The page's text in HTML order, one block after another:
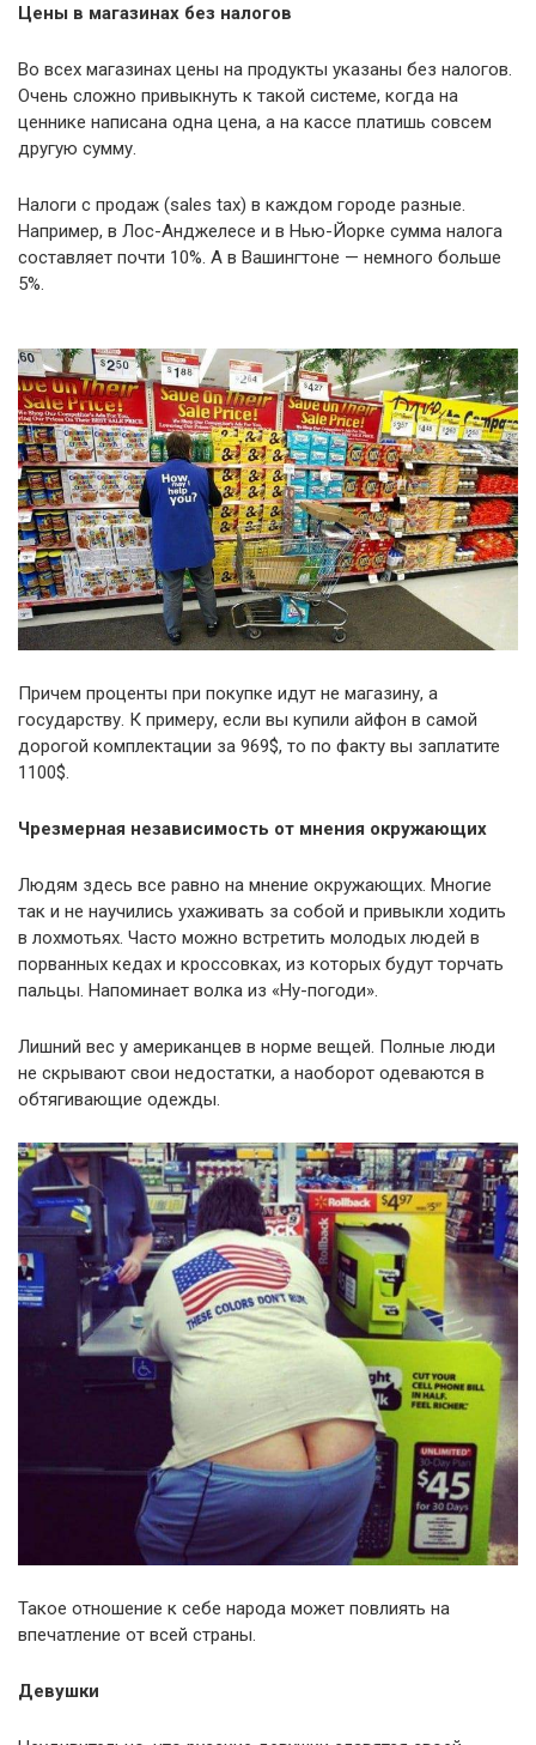
Цены в магазинах без налогов
Во всех магазинах цены на продукты указаны без налогов.
Очень сложно привыкнуть к такой системе, когда на
ценнике написана одна цена, а на кассе платишь совсем
другую сумму.
Налоги с продаж (sales tax) в каждом городе разные.
Например, в Лос-Анджелесе и в Нью-Йорке сумма налога
составляет почти 10%. А в Вашингтоне — немного больше
5%.
Причем проценты при покупке идут не магазину, а
государству. К примеру, если вы купили айфон в самой
дорогой комплектации за 969$, то по факту вы заплатите
1100$.
Чрезмерная независимость от мнения окружающих
Людям здесь все равно на мнение окружающих. Многие
так и не научились ухаживать за собой и привыкли ходить
в лохмотьях. Часто можно встретить молодых людей в
порванных кедах и кроссовках, из которых будут торчать
пальцы. Напоминает волка из «Ну-погоди».
Лишний вес у американцев в норме вещей. Полные люди
не скрывают свои недостатки, а наоборот одеваются в
обтягивающие одежды.
Такое отношение к себе народа может повлиять на
впечатление от всей страны.
Девушки